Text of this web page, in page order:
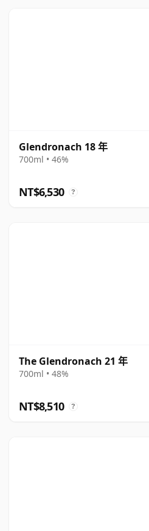
Glendronach 18 年
700ml • 46%
NT$6,530 ?
The Glendronach 21 年
700ml • 48%
NT$8,510 ?